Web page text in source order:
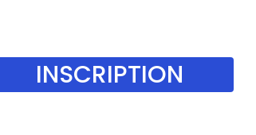
INSCRIPTION